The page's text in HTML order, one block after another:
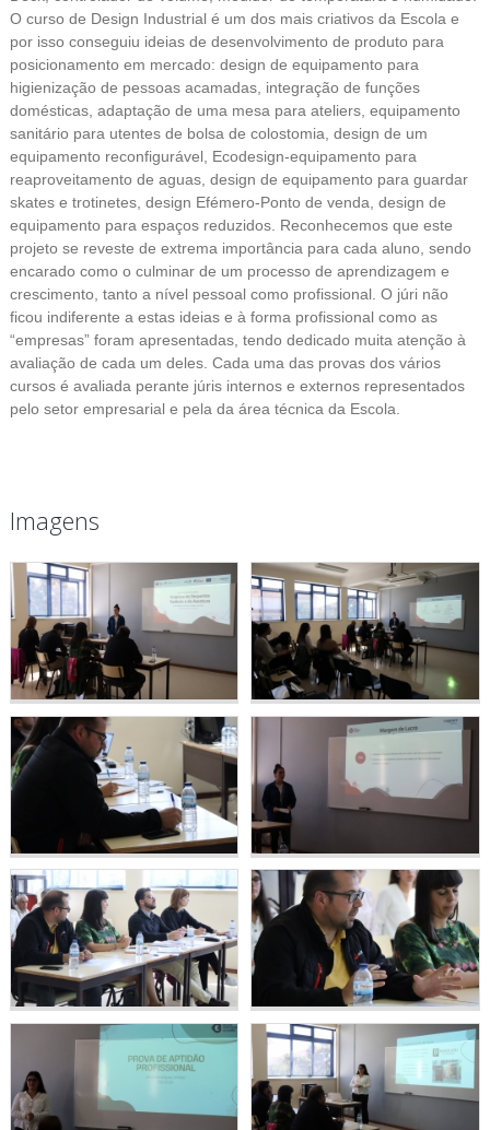
O curso de Design Industrial é um dos mais criativos da Escola e
por isso conseguiu ideias de desenvolvimento de produto para
posicionamento em mercado: design de equipamento para
higienização de pessoas acamadas, integração de funções
domésticas, adaptação de uma mesa para ateliers, equipamento
sanitário para utentes de bolsa de colostomia, design de um
equipamento reconfigurável, Ecodesign-equipamento para
reaproveitamento de aguas, design de equipamento para guardar
skates e trotinetes, design Efémero-Ponto de venda, design de
equipamento para espaços reduzidos. Reconhecemos que este
projeto se reveste de extrema importância para cada aluno, sendo
encarado como o culminar de um processo de aprendizagem e
crescimento, tanto a nível pessoal como profissional. O júri não
ficou indiferente a estas ideias e à forma profissional como as
“empresas” foram apresentadas, tendo dedicado muita atenção à
avaliação de cada um deles. Cada uma das provas dos vários
cursos é avaliada perante júris internos e externos representados
pelo setor empresarial e pela da área técnica da Escola.
Imagens